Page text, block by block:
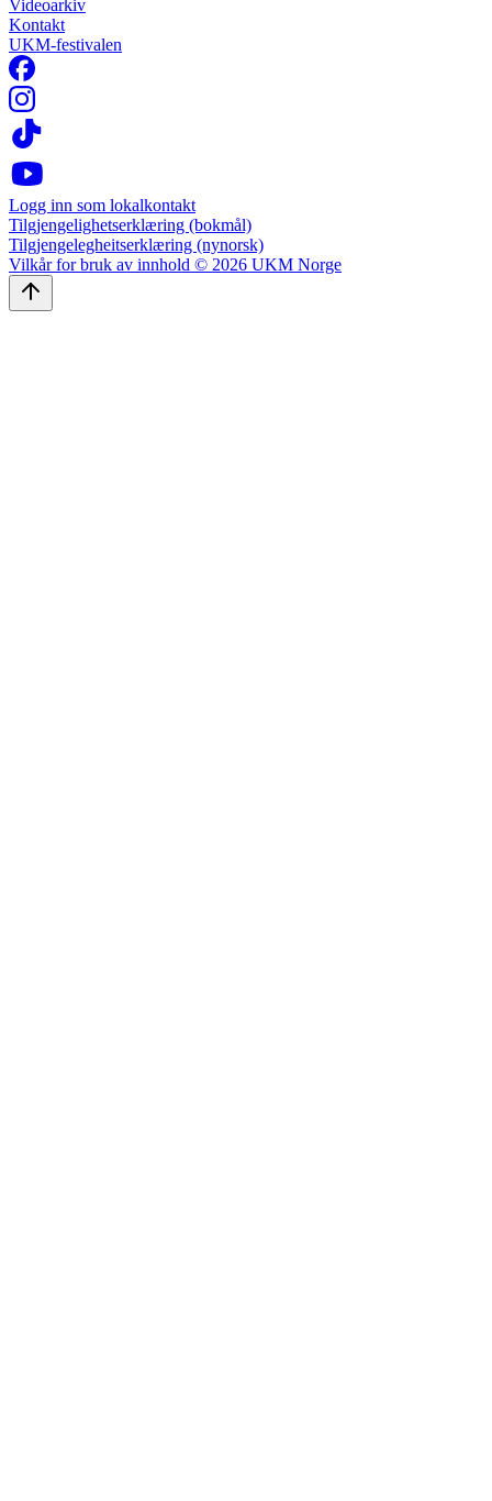
Videoarkiv
Kontakt
UKM-festivalen
Logg inn som lokalkontakt
Tilgjengelighetserklæring (bokmål)
Tilgjengelegheitserklæring (nynorsk)
Vilkår for bruk av innhold © 2026 UKM Norge